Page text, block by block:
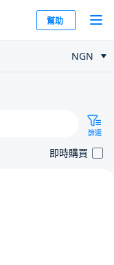
幫助
NGN
篩選
即時購買